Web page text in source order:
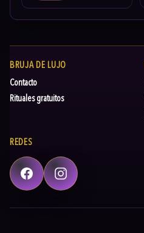
BRUJA DE LUJO
Contacto
Rituales gratuitos
REDES
Facebook Instagram